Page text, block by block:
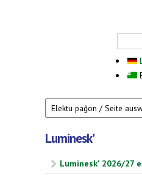
Luminesk'
Luminesk' 2026/27